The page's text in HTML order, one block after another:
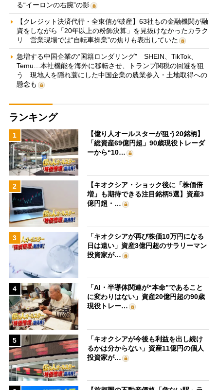
る“イーロンの右腕”の影
【クレジット決済代行・全東信が破産】63社もの金融機関が融
資をしながら「20年以上の粉飾決算」を見抜けなかったカラク
リ 営業現場では“自転車操業”の焦りも表出していた
急増する中国企業の“国籍ロンダリング” SHEIN、TikTok、
Temu…本社機能を海外に移転させ、トランプ関税の回避を狙
う 現地人を隠れ蓑にした中国企業の農業参入・土地取得への
懸念も
ランキング
1
【億り人オールスターが狙う20銘柄】
「総資産69億円超」90歳現役トレーダ
ーから“10…
2
【キオクシア・ショック後に「株価倍
増」も期待できる注目銘柄5選】資産3
億円超・…
3
「キオクシアが再び株価10万円になる
日は遠い」資産3億円超のサラリーマン
投資家が…
4
「AI・半導体関連が“本命”であること
に変わりはない」資産20億円超の90歳
現役トレー…
5
「キオクシアが今後も利益を出し続け
るかは分からない」資産11億円の個人
投資家が…